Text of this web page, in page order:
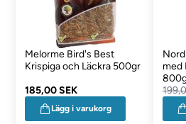
Melorme Bird's Best
Krispiga och Läckra 500gr
185,00 SEK
Lägg i varukorg
med